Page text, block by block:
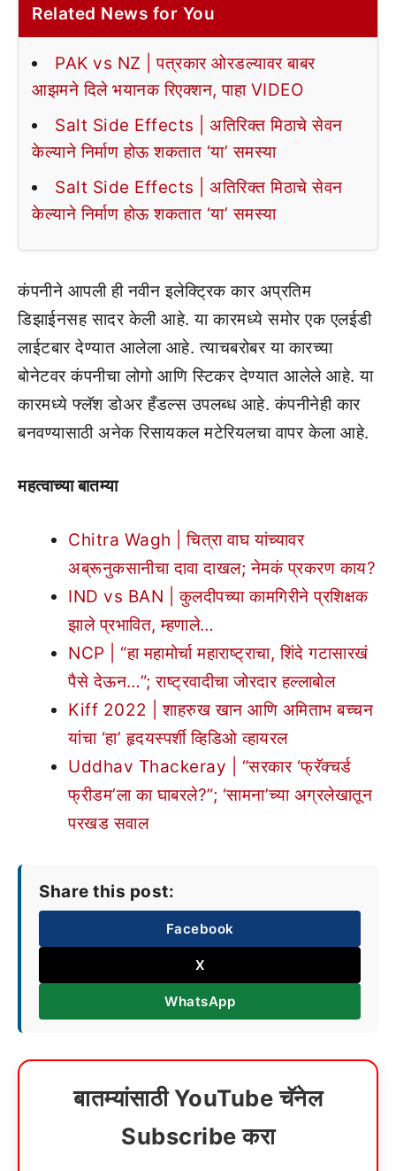
Related News for You
PAK vs NZ | पत्रकार ओरडल्यावर बाबर
आझमने दिले भयानक रिएक्शन, पाहा VIDEO
Salt Side Effects | अतिरिक्त मिठाचे सेवन
केल्याने निर्माण होऊ शकतात ‘या’ समस्या
Salt Side Effects | अतिरिक्त मिठाचे सेवन
केल्याने निर्माण होऊ शकतात ‘या’ समस्या
कंपनीने आपली ही नवीन इलेक्ट्रिक कार अप्रतिम
डिझाईनसह सादर केली आहे. या कारमध्ये समोर एक एलईडी
लाईटबार देण्यात आलेला आहे. त्याचबरोबर या कारच्या
बोनेटवर कंपनीचा लोगो आणि स्टिकर देण्यात आलेले आहे. या
कारमध्ये फ्लॅश डोअर हँडल्स उपलब्ध आहे. कंपनीनेही कार
बनवण्यासाठी अनेक रिसायकल मटेरियलचा वापर केला आहे.
महत्वाच्या बातम्या
Chitra Wagh | चित्रा वाघ यांच्यावर
अब्रूनुकसानीचा दावा दाखल; नेमकं प्रकरण काय?
IND vs BAN | कुलदीपच्या कामगिरीने प्रशिक्षक
झाले प्रभावित, म्हणाले…
NCP | “हा महामोर्चा महाराष्ट्राचा, शिंदे गटासारखं
पैसे देऊन…”; राष्ट्रवादीचा जोरदार हल्लाबोल
Kiff 2022 | शाहरुख खान आणि अमिताभ बच्चन
यांचा ‘हा’ हृदयस्पर्शी व्हिडिओ व्हायरल
Uddhav Thackeray | “सरकार ‘फ्रॅक्चर्ड
फ्रीडम’ला का घाबरले?”; ‘सामना’च्या अग्रलेखातून
परखड सवाल
Share this post:
Facebook
X
WhatsApp
बातम्यांसाठी YouTube चॅनेल
Subscribe करा